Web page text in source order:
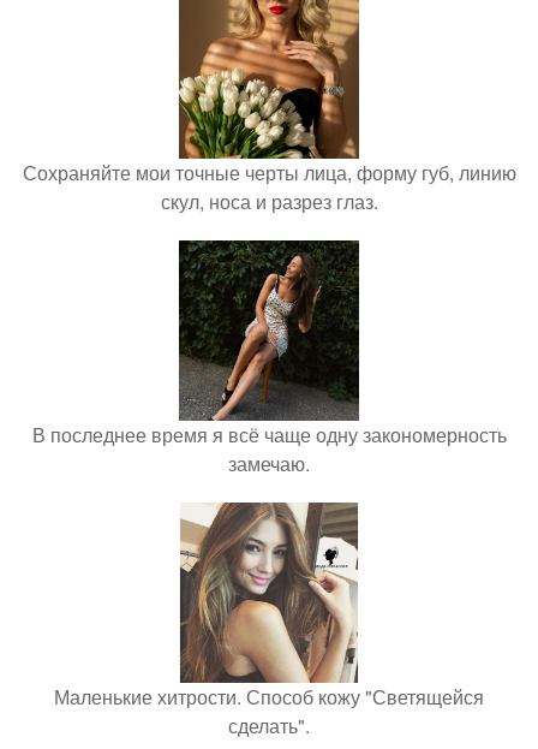
Сохраняйте мои точные черты лица, форму губ, линию
скул, носа и разрез глаз.
В последнее время я всё чаще одну закономерность
замечаю.
Маленькие хитрости. Способ кожу "Светящейся
сделать".